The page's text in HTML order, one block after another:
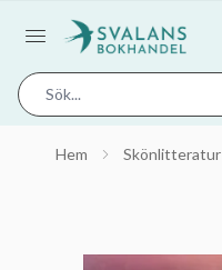
Hem Skönlitteratur